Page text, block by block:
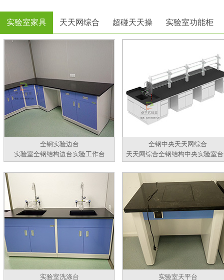
实验室家具 天天网综合 超碰天天操 实验室功能柜
全钢实验边台
实验室全钢结构边台实验工作台
全钢中央天天网综合
天天网综合全钢结构中央实验室
实验室洗涤台
实验室天平台